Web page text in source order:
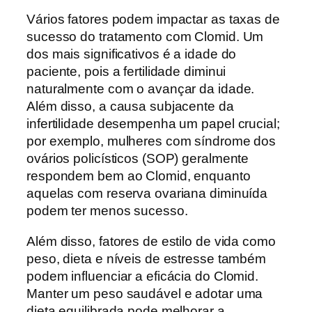
Vários fatores podem impactar as taxas de
sucesso do tratamento com Clomid. Um
dos mais significativos é a idade do
paciente, pois a fertilidade diminui
naturalmente com o avançar da idade.
Além disso, a causa subjacente da
infertilidade desempenha um papel crucial;
por exemplo, mulheres com síndrome dos
ovários policísticos (SOP) geralmente
respondem bem ao Clomid, enquanto
aquelas com reserva ovariana diminuída
podem ter menos sucesso.
Além disso, fatores de estilo de vida como
peso, dieta e níveis de estresse também
podem influenciar a eficácia do Clomid.
Manter um peso saudável e adotar uma